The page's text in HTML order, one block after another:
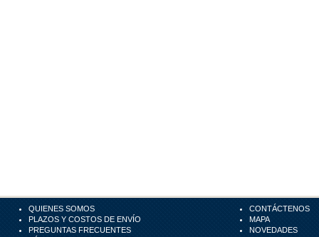
QUIENES SOMOS
PLAZOS Y COSTOS DE ENVÍO
PREGUNTAS FRECUENTES
CONTÁCTENOS
MAPA
NOVEDADES